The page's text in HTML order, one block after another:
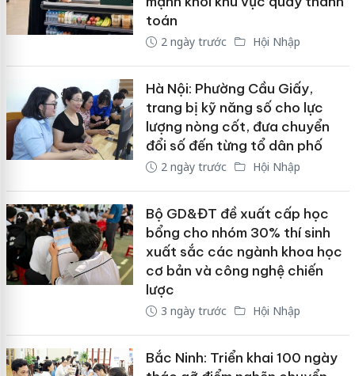
toán
2 ngày trước Hội Nhập
Hà Nội: Phường Cầu Giấy,
trang bị kỹ năng số cho lực
lượng nòng cốt, đưa chuyển
đổi số đến từng tổ dân phố
2 ngày trước Hội Nhập
Bộ GD&ĐT đề xuất cấp học
bổng cho nhóm 30% thí sinh
xuất sắc các ngành khoa học
cơ bản và công nghệ chiến
lược
3 ngày trước Hội Nhập
Bắc Ninh: Triển khai 100 ngày